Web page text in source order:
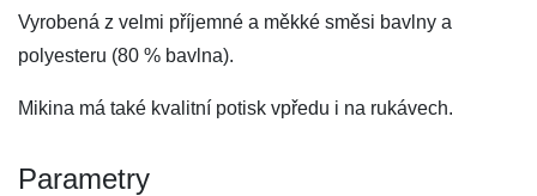
Vyrobená z velmi příjemné a měkké směsi bavlny a
polyesteru (80 % bavlna).
Mikina má také kvalitní potisk vpředu i na rukávech.
Parametry